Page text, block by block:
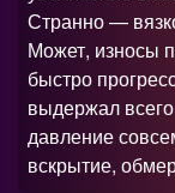
Странно —
Может, износы
быстро
выдержал
давление
вскрытие,